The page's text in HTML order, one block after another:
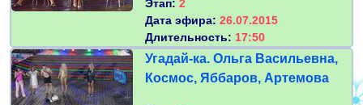
Этап: 2
Дата эфира: 26.07.2015
Длительность: 17:50
Угадай-ка. Ольга Васильевна,
Космос, Яббаров, Артемова